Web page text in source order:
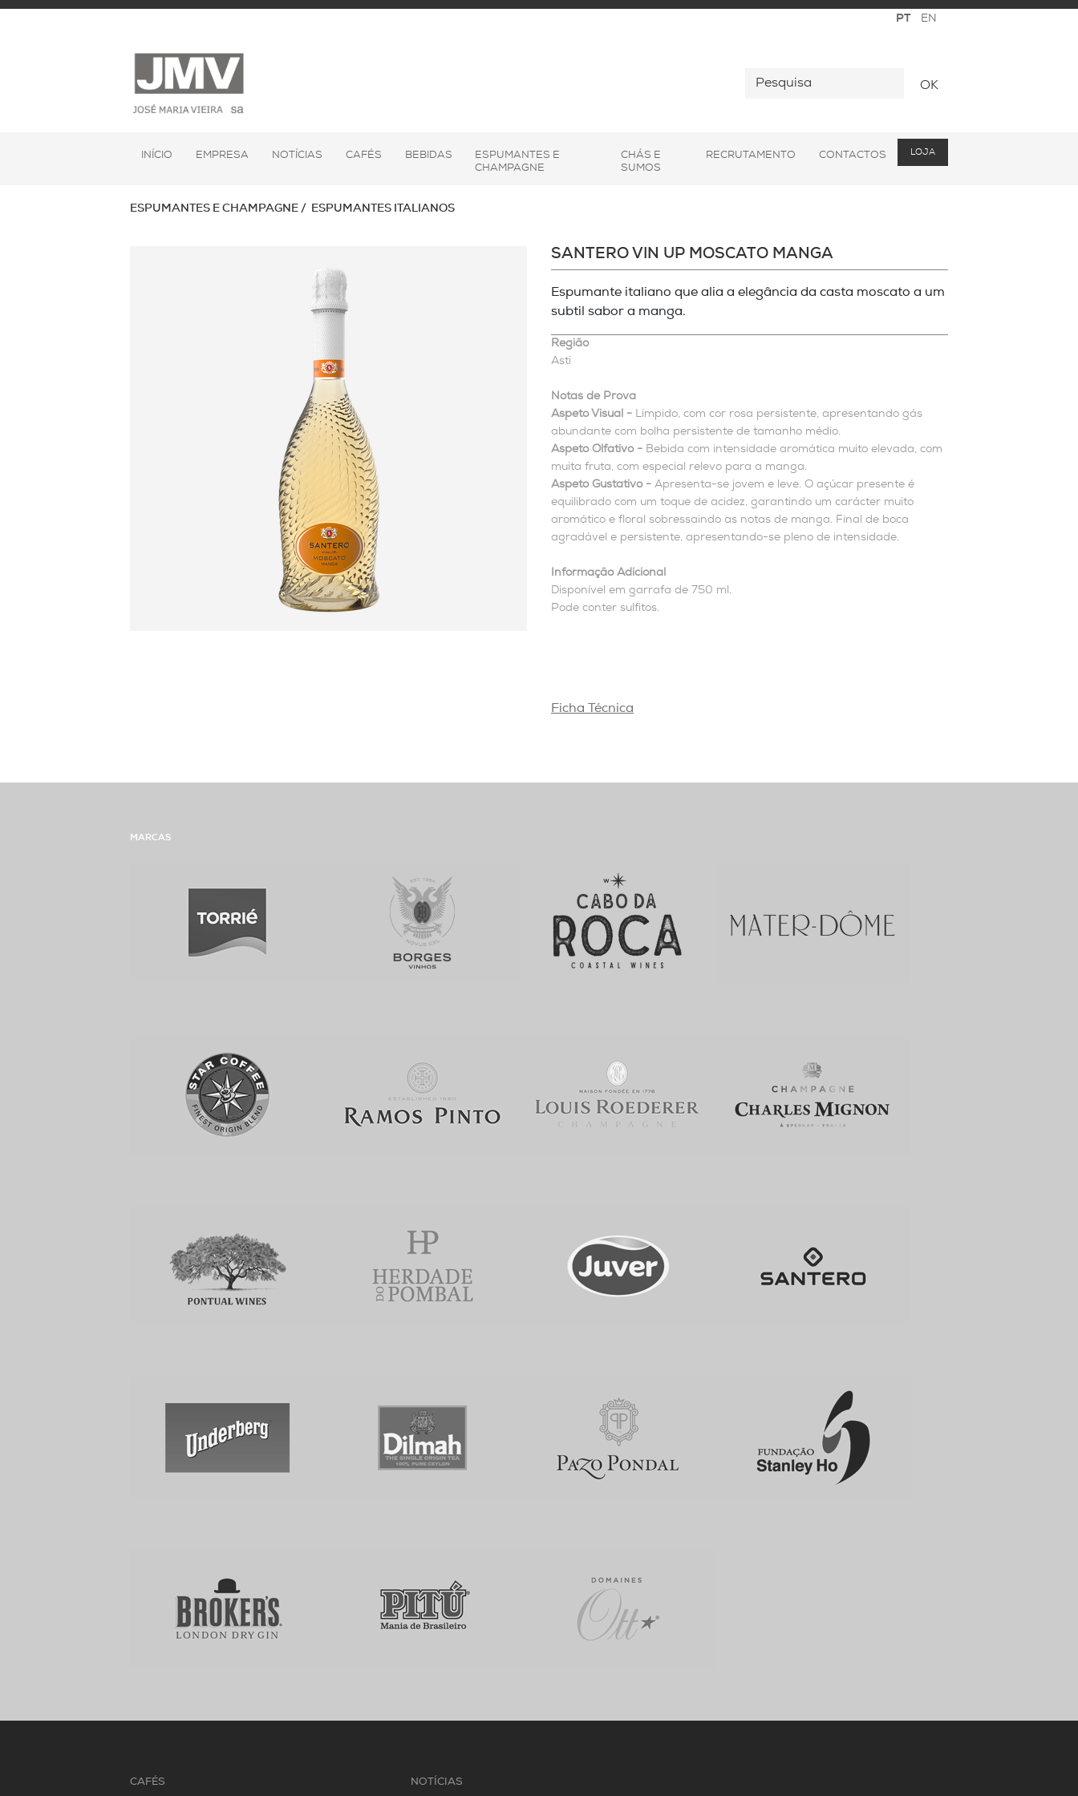
OK
INÍCIO EMPRESA NOTÍCIAS CAFÉS BEBIDAS
ESPUMANTES E
CHAMPAGNE
CHÁS E
SUMOS
RECRUTAMENTO CONTACTOS LOJA
ESPUMANTES E CHAMPAGNE ESPUMANTES ITALIANOS
SANTERO VIN UP MOSCATO MANGA
Espumante italiano que alia a elegância da casta moscato a um
subtil sabor a manga.
Região
Asti
Notas de Prova
Aspeto Visual - Límpido, com cor rosa persistente, apresentando gás
abundante com bolha persistente de tamanho médio.
Aspeto Olfativo - Bebida com intensidade aromática muito elevada, com
muita fruta, com especial relevo para a manga.
Aspeto Gustativo - Apresenta-se jovem e leve. O açúcar presente é
equilibrado com um toque de acidez, garantindo um carácter muito
aromático e floral sobressaindo as notas de manga. Final de boca
agradável e persistente, apresentando-se pleno de intensidade.
Informação Adicional
Disponível em garrafa de 750 ml.
Pode conter sulfitos.
Ficha Técnica
MARCAS
CAFÉS NOTÍCIAS